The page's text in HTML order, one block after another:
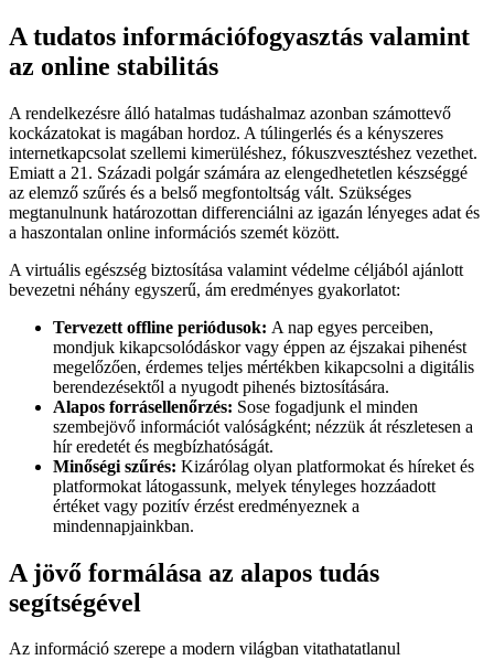
A tudatos információfogyasztás valamint
az online stabilitás
A rendelkezésre álló hatalmas tudáshalmaz azonban számottevő
kockázatokat is magában hordoz. A túlingerlés és a kényszeres
internetkapcsolat szellemi kimerüléshez, fókuszvesztéshez vezethet.
Emiatt a 21. Századi polgár számára az elengedhetetlen készséggé
az elemző szűrés és a belső megfontoltság vált. Szükséges
megtanulnunk határozottan differenciálni az igazán lényeges adat és
a haszontalan online információs szemét között.
A virtuális egészség biztosítása valamint védelme céljából ajánlott
bevezetni néhány egyszerű, ám eredményes gyakorlatot:
Tervezett offline periódusok: A nap egyes perceiben,
mondjuk kikapcsolódáskor vagy éppen az éjszakai pihenést
megelőzően, érdemes teljes mértékben kikapcsolni a digitális
berendezésektől a nyugodt pihenés biztosítására.
Alapos forrásellenőrzés: Sose fogadjunk el minden
szembejövő információt valóságként; nézzük át részletesen a
hír eredetét és megbízhatóságát.
Minőségi szűrés: Kizárólag olyan platformokat és híreket és
platformokat látogassunk, melyek tényleges hozzáadott
értéket vagy pozitív érzést eredményeznek a
mindennapjainkban.
A jövő formálása az alapos tudás
segítségével
Az információ szerepe a modern világban vitathatatlanul